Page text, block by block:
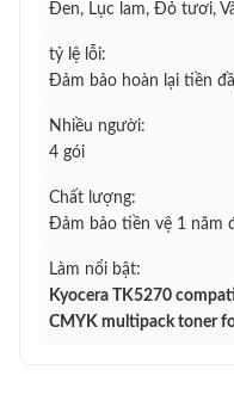
Đen, Lục lam, Đỏ tươi,
tỷ lệ lỗi:
Đảm bảo hoàn lại tiền
Nhiều người:
4 gói
Chất lượng:
Đảm bảo tiền vệ 1 năm
Làm nổi bật:
Kyocera TK5270
CMYK multipack toner